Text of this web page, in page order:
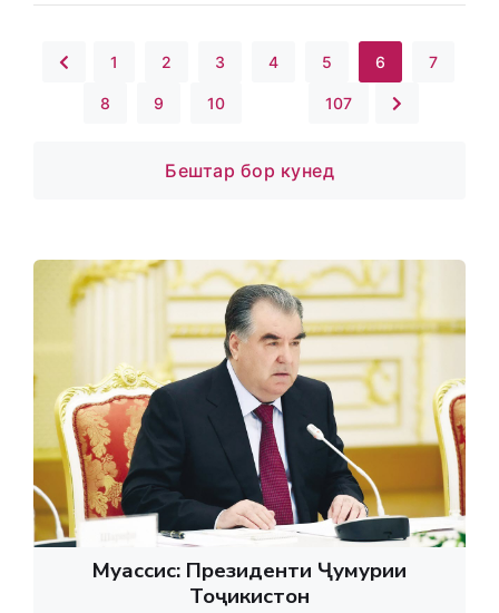
1 2 3 4 5 6 7
8 9 10 107
Бештар бор кунед
Муассис: Президенти Ҷумҳурии
Тоҷикистон